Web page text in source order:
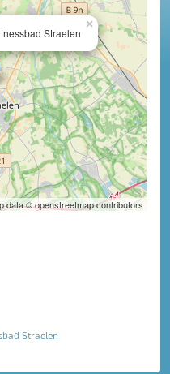
×
Straelen
data © openstreetmap contributors
Straelen